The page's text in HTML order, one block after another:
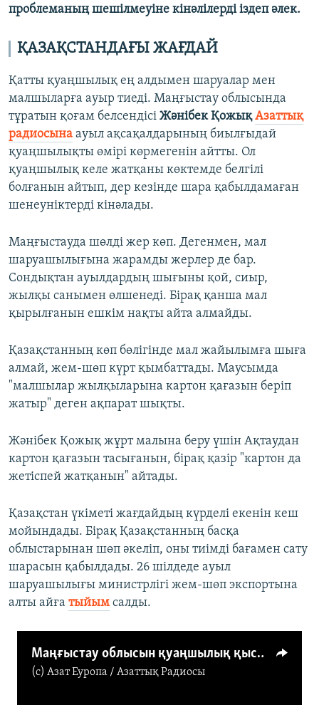
проблеманың шешілмеуіне кінәлілерді іздеп әлек.
ҚАЗАҚСТАНДАҒЫ ЖАҒДАЙ
Қатты қуаңшылық ең алдымен шаруалар мен
малшыларға ауыр тиеді. Маңғыстау облысында
тұратын қоғам белсендісі Жәнібек Қожық Азаттық
радиосына ауыл ақсақалдарының биылғыдай
қуаңшылықты өмірі көрмегенін айтты. Ол
қуаңшылық келе жатқаны көктемде белгілі
болғанын айтып, дер кезінде шара қабылдамаған
шенеуніктерді кінәлады.
Маңғыстауда шөлді жер көп. Дегенмен, мал
шаруашылығына жарамды жерлер де бар.
Сондықтан ауылдардың шығыны қой, сиыр,
жылқы санымен өлшенеді. Бірақ қанша мал
қырылғанын ешкім нақты айта алмайды.
Қазақстанның көп бөлігінде мал жайылымға шыға
алмай, жем-шөп күрт қымбаттады. Маусымда
"малшылар жылқыларына картон қағазын беріп
жатыр" деген ақпарат шықты.
Жәнібек Қожық жұрт малына беру үшін Ақтаудан
картон қағазын тасығанын, бірақ қазір "картон да
жетіспей жатқанын" айтады.
Қазақстан үкіметі жағдайдың күрделі екенін кеш
мойындады. Бірақ Қазақстанның басқа
облыстарынан шөп әкеліп, оны тиімді бағамен сату
шарасын қабылдады. 26 шілдеде ауыл
шаруашылығы министрлігі жем-шөп экспортына
алты айға тыйым салды.
Маңғыстау облысын қуаңшылық қысып, жұрт малға "картон беріп жатыр"
(c) Азат Еуропа / Азаттық Радиосы